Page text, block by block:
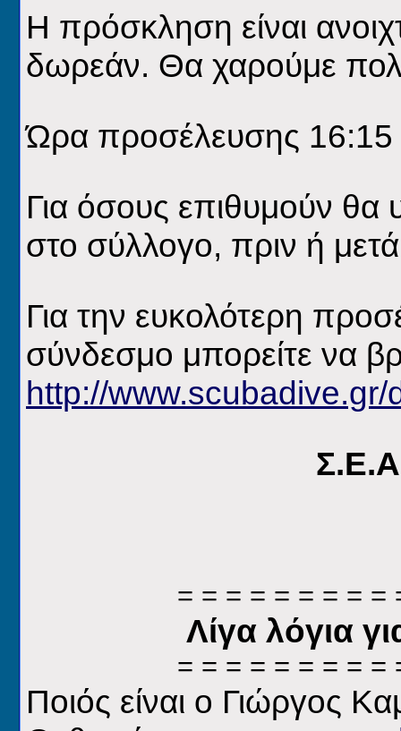
Η πρόσκληση είναι
δωρεάν. Θα χαρούμε
Ώρα προσέλευσης 16:15
Για όσους επιθυμούν θα
στο σύλλογο, πριν ή
Για την ευκολότερη
σύνδεσμο μπορείτε να
http://
= = = = = = = = =
Λίγα λόγια
= = = = = = = = =
Ποιός είναι ο Γιώργος